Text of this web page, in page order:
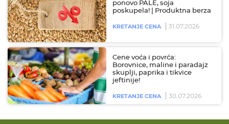
ponovo PALE, soja
poskupela! | Produktna berza
KRETANJE CENA 31.07.2026
Cene voća i povrća:
Borovnice, maline i paradajz
skuplji, paprika i tikvice
jeftinije!
KRETANJE CENA 30.07.2026